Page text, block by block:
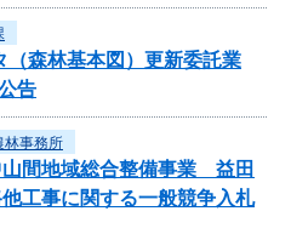
森林基本図）更新委託業
告
林事務所
山間地域総合整備事業 益田
工事に関する一般競争入札